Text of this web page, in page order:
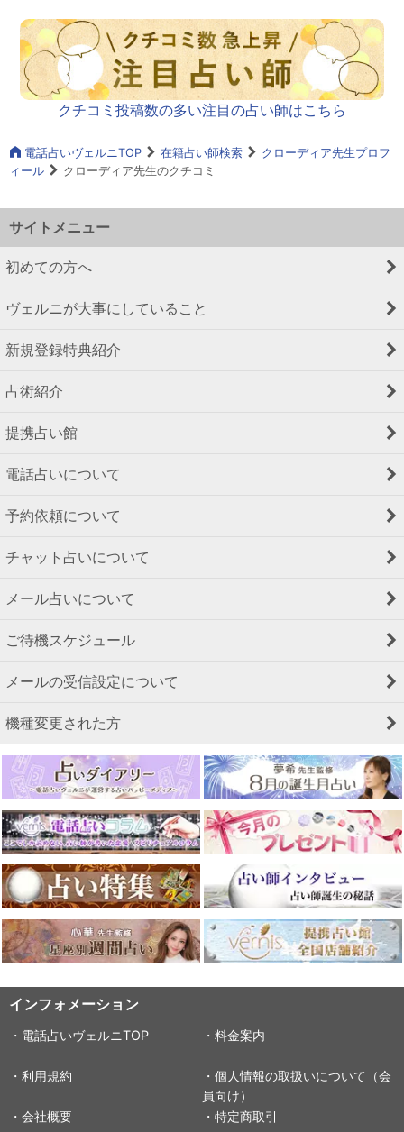
クチコミ投稿数の多い注目の占い師はこちら
電話占いヴェルニTOP 在籍占い師検索
クローディア先生プロフ
ィール
クローディア先生のクチコミ
サイトメニュー
初めての方へ
ヴェルニが大事にしていること
新規登録特典紹介
占術紹介
提携占い館
電話占いについて
予約依頼について
チャット占いについて
メール占いについて
ご待機スケジュール
メールの受信設定について
機種変更された方
インフォメーション
・電話占いヴェルニTOP ・料金案内
・利用規約
・個人情報の取扱いについて（会
員向け）
・会社概要
・特定商取引